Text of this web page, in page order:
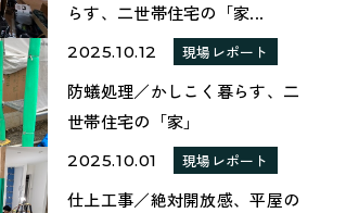
らす、二世帯住宅の「家...
2025.10.12 現場レポート
防蟻処理／かしこく暮らす、二
世帯住宅の「家」
2025.10.01 現場レポート
仕上工事／絶対開放感、平屋の